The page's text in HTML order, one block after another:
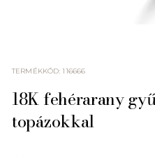
TERMÉKKÓD:116666
18K fehérarany
topázokkal